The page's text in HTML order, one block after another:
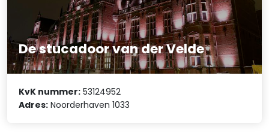
De stucadoor van der Velde
KvK nummer: 53124952
Adres: Noorderhaven 1033